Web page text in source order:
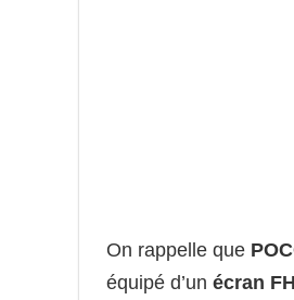
On rappelle que
équipé d’un écran